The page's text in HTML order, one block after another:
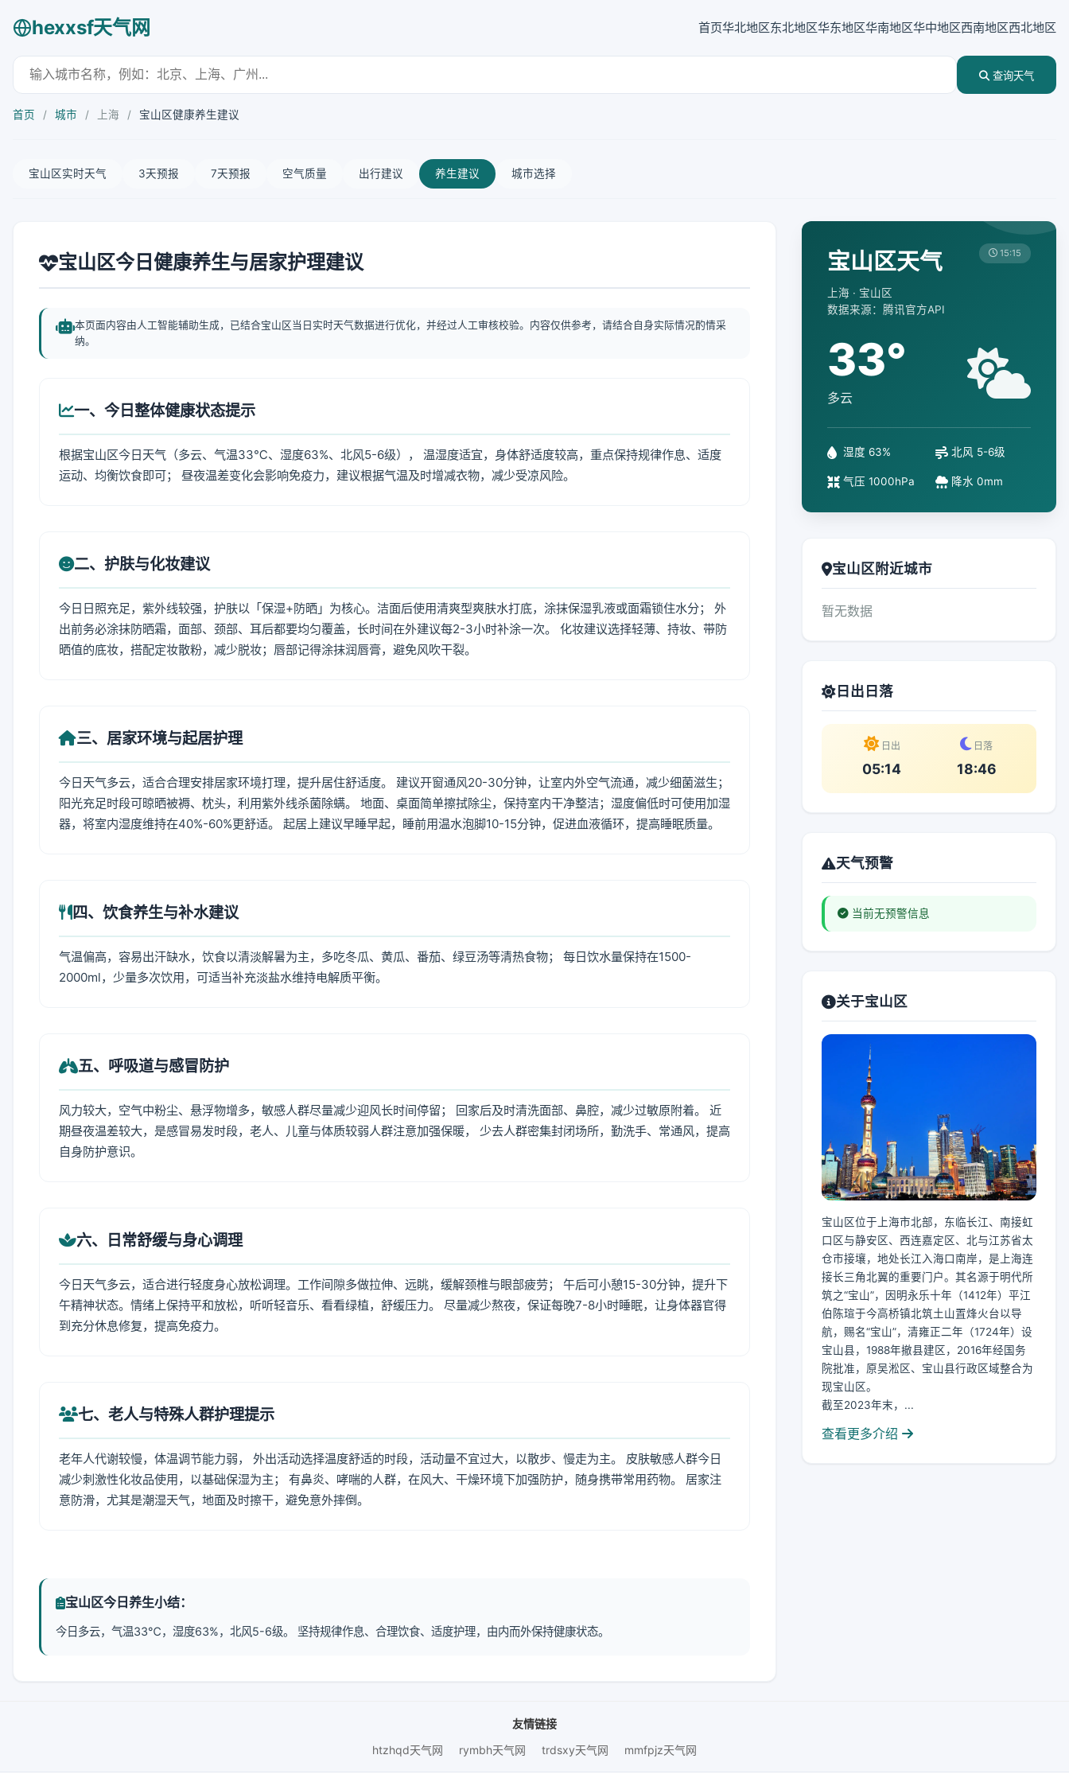
hexxsf天气网 首页华北地区东北地区华东地区华南地区华中地区西南地区西北地区
查询天气
首页 / 城市 / 上海 / 宝山区健康养生建议
宝山区实时天气 3天预报 7天预报 空气质量 出行建议 养生建议 城市选择
宝山区今日健康养生与居家护理建议
本页面内容由人工智能辅助生成，已结合宝山区当日实时天气数据进行优化，并经过人工审核校验。内容仅供参考，请结合自身实际情况酌情采
纳。
一、今日整体健康状态提示
根据宝山区今日天气（多云、气温33℃、湿度63%、北风5-6级）， 温湿度适宜，身体舒适度较高，重点保持规律作息、适度
运动、均衡饮食即可； 昼夜温差变化会影响免疫力，建议根据气温及时增减衣物，减少受凉风险。
二、护肤与化妆建议
今日日照充足，紫外线较强，护肤以「保湿+防晒」为核心。洁面后使用清爽型爽肤水打底，涂抹保湿乳液或面霜锁住水分； 外
出前务必涂抹防晒霜，面部、颈部、耳后都要均匀覆盖，长时间在外建议每2-3小时补涂一次。 化妆建议选择轻薄、持妆、带防
晒值的底妆，搭配定妆散粉，减少脱妆；唇部记得涂抹润唇膏，避免风吹干裂。
三、居家环境与起居护理
今日天气多云，适合合理安排居家环境打理，提升居住舒适度。 建议开窗通风20-30分钟，让室内外空气流通，减少细菌滋生；
阳光充足时段可晾晒被褥、枕头，利用紫外线杀菌除螨。 地面、桌面简单擦拭除尘，保持室内干净整洁；湿度偏低时可使用加湿
器，将室内湿度维持在40%-60%更舒适。 起居上建议早睡早起，睡前用温水泡脚10-15分钟，促进血液循环，提高睡眠质量。
四、饮食养生与补水建议
气温偏高，容易出汗缺水，饮食以清淡解暑为主，多吃冬瓜、黄瓜、番茄、绿豆汤等清热食物； 每日饮水量保持在1500-
2000ml，少量多次饮用，可适当补充淡盐水维持电解质平衡。
五、呼吸道与感冒防护
风力较大，空气中粉尘、悬浮物增多，敏感人群尽量减少迎风长时间停留； 回家后及时清洗面部、鼻腔，减少过敏原附着。 近
期昼夜温差较大，是感冒易发时段，老人、儿童与体质较弱人群注意加强保暖， 少去人群密集封闭场所，勤洗手、常通风，提高
自身防护意识。
六、日常舒缓与身心调理
今日天气多云，适合进行轻度身心放松调理。工作间隙多做拉伸、远眺，缓解颈椎与眼部疲劳； 午后可小憩15-30分钟，提升下
午精神状态。情绪上保持平和放松，听听轻音乐、看看绿植，舒缓压力。 尽量减少熬夜，保证每晚7-8小时睡眠，让身体器官得
到充分休息修复，提高免疫力。
七、老人与特殊人群护理提示
老年人代谢较慢，体温调节能力弱， 外出活动选择温度舒适的时段，活动量不宜过大，以散步、慢走为主。 皮肤敏感人群今日
减少刺激性化妆品使用，以基础保湿为主； 有鼻炎、哮喘的人群，在风大、干燥环境下加强防护，随身携带常用药物。 居家注
意防滑，尤其是潮湿天气，地面及时擦干，避免意外摔倒。
宝山区今日养生小结：
今日多云，气温33℃，湿度63%，北风5-6级。 坚持规律作息、合理饮食、适度护理，由内而外保持健康状态。
宝山区天气
上海 · 宝山区
数据来源：腾讯官方API
15:15
33°
多云
湿度 63% 北风 5-6级
气压 1000hPa 降水 0mm
宝山区附近城市
暂无数据
日出日落
日出
05:14
日落
18:46
天气预警
当前无预警信息
关于宝山区
宝山区位于上海市北部，东临长江、南接虹
口区与静安区、西连嘉定区、北与江苏省太
仓市接壤，地处长江入海口南岸，是上海连
接长三角北翼的重要门户。其名源于明代所
筑之“宝山”，因明永乐十年（1412年）平江
伯陈瑄于今高桥镇北筑土山置烽火台以导
航，赐名“宝山”，清雍正二年（1724年）设
宝山县，1988年撤县建区，2016年经国务
院批准，原吴淞区、宝山县行政区域整合为
现宝山区。
截至2023年末，...
查看更多介绍
友情链接
htzhqd天气网
rymbh天气网 trdsxy天气网 mmfpjz天气网